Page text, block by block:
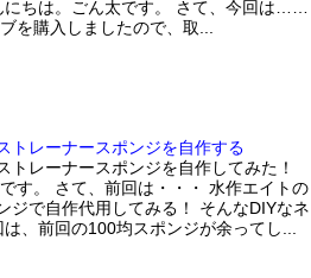
にちは。ごん太です。 さて、今回は……
を購入しましたので、取...
トレーナースポンジを自作する
トレーナースポンジを自作してみた！
す。 さて、前回は・・・ 水作エイトの
ジで自作代用してみる！ そんなDIYなネ
、前回の100均スポンジが余ってし...